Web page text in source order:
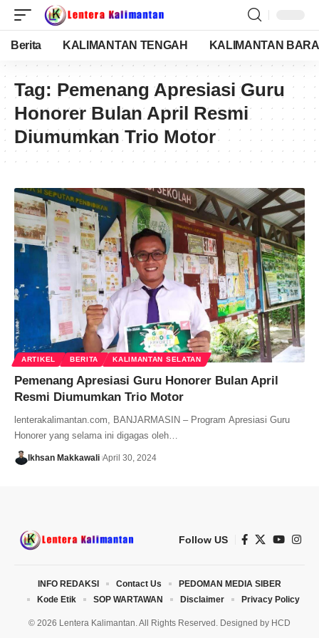
Berita KALIMANTAN TENGAH KALIMANTAN
Tag: Pemenang Apresiasi Guru
Honorer Bulan April Resmi
Diumumkan Trio Motor
ARTIKEL BERITA KALIMANTAN SELATAN
Pemenang Apresiasi Guru Honorer Bulan April
Resmi Diumumkan Trio Motor
lenterakalimantan.com, BANJARMASIN – Program Apresiasi Guru
Honorer yang selama ini digagas oleh…
Ikhsan Makkawali April 30, 2024
Follow US
© 2026 Lentera Kalimantan. All Rights Reserved. Designed by HCD
INFO REDAKSI Contact Us
PEDOMAN MEDIA SIBER
Kode Etik
SOP WARTAWAN Disclaimer Privacy Policy